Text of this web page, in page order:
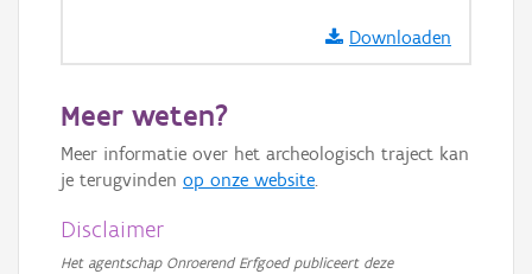
Downloaden
Meer weten?
Meer informatie over het archeologisch traject kan
je terugvinden op onze website.
Disclaimer
Het agentschap Onroerend Erfgoed publiceert deze